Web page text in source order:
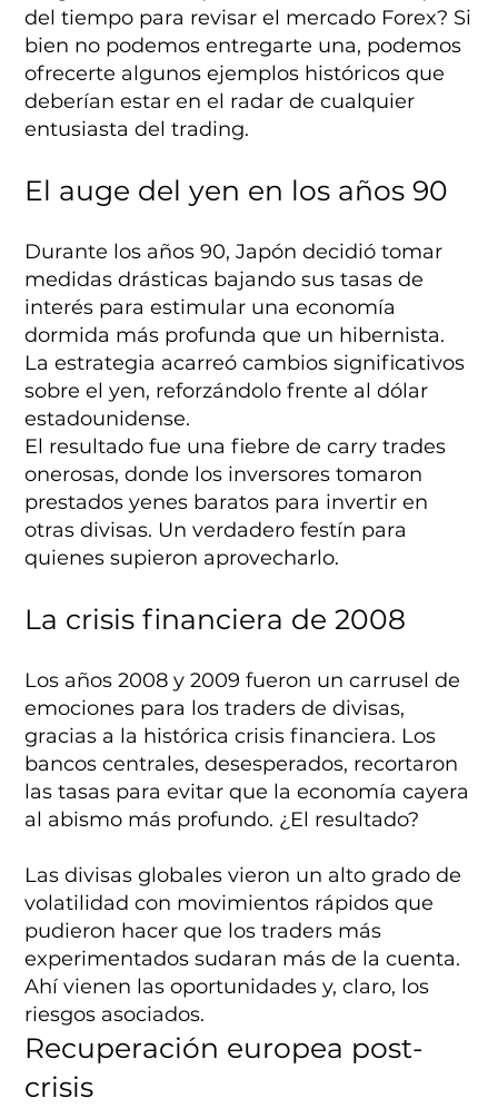
del tiempo para revisar el mercado Forex? Si
bien no podemos entregarte una, podemos
ofrecerte algunos ejemplos históricos que
deberían estar en el radar de cualquier
entusiasta del trading.
El auge del yen en los años 90
Durante los años 90, Japón decidió tomar
medidas drásticas bajando sus tasas de
interés para estimular una economía
dormida más profunda que un hibernista.
La estrategia acarreó cambios significativos
sobre el yen, reforzándolo frente al dólar
estadounidense.
El resultado fue una fiebre de carry trades
onerosas, donde los inversores tomaron
prestados yenes baratos para invertir en
otras divisas. Un verdadero festín para
quienes supieron aprovecharlo.
La crisis financiera de 2008
Los años 2008 y 2009 fueron un carrusel de
emociones para los traders de divisas,
gracias a la histórica crisis financiera. Los
bancos centrales, desesperados, recortaron
las tasas para evitar que la economía cayera
al abismo más profundo. ¿El resultado?
Las divisas globales vieron un alto grado de
volatilidad con movimientos rápidos que
pudieron hacer que los traders más
experimentados sudaran más de la cuenta.
Ahí vienen las oportunidades y, claro, los
riesgos asociados.
Recuperación europea post-
crisis